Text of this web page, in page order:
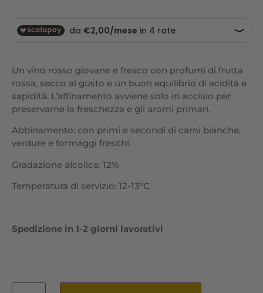
Un vino rosso giovane e fresco con profumi di frutta
rossa, secco al gusto e un buon equilibrio di acidità e
sapidità. L’affinamento avviene solo in acciaio per
preservarne la freschezza e gli aromi primari.
Abbinamento: con primi e secondi di carni bianche,
verdure e formaggi freschi.
Gradazione alcolica: 12%
Temperatura di servizio: 12-13°C
Spedizione in 1-2 giorni lavorativi